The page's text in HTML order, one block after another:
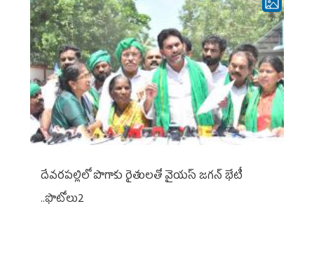
దేవరపల్లిలో పొగాకు రైతులతో వైయస్ జగన్ భేటీ
..ఫొటోలు2